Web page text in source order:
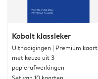
Kobalt klassieker
Uitnodigingen | Premium kaart
met keuze uit 3
papierafwerkingen